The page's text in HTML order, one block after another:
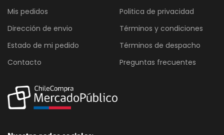
Mis pedidos
Dirección de envio
Estado de mi pedido
Contacto
Politica de privacidad
Términos y condiciones
Términos de despacho
Preguntas frecuentes